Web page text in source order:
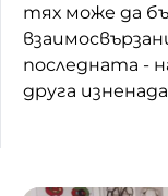
тях може да
последната -
друга